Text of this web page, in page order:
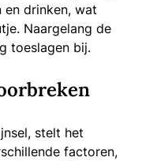
en drinken, wat
Naargelang de
toeslagen bij.
stelt het
factoren,